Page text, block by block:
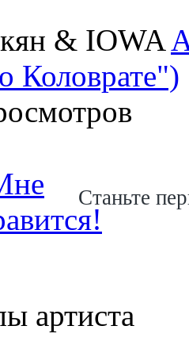
& IOWA
Коловрате")
Станьте
артиста